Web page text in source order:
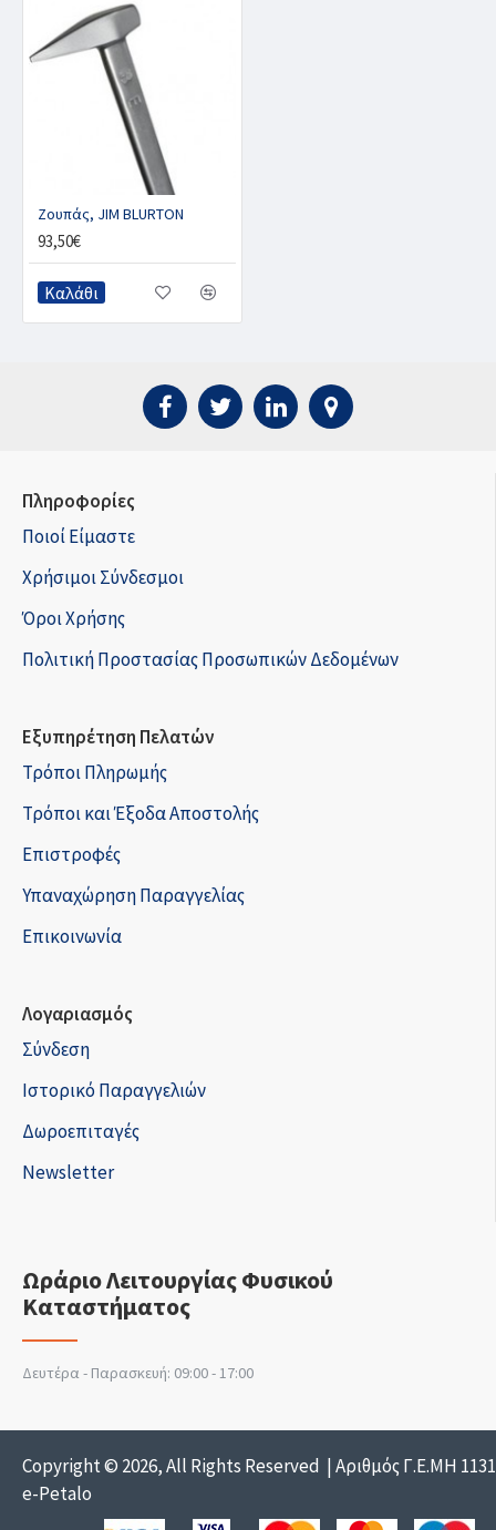
Ζουπάς, JIM BLURTON
93,50€
Καλάθι
Πληροφορίες
Ποιοί Είμαστε
Χρήσιμοι Σύνδεσμοι
Όροι Χρήσης
Πολιτική Προστασίας Προσωπικών Δεδομένων
Εξυπηρέτηση Πελατών
Τρόποι Πληρωμής
Τρόποι και Έξοδα Αποστολής
Επιστροφές
Υπαναχώρηση Παραγγελίας
Επικοινωνία
Λογαριασμός
Σύνδεση
Ιστορικό Παραγγελιών
Δωροεπιταγές
Newsletter
Ωράριο Λειτουργίας Φυσικού
Καταστήματος
Δευτέρα - Παρασκευή: 09:00 - 17:00
Copyright © 2026, All Rights Reserved | Αριθμός Γ.Ε.ΜΗ
e-Petalo